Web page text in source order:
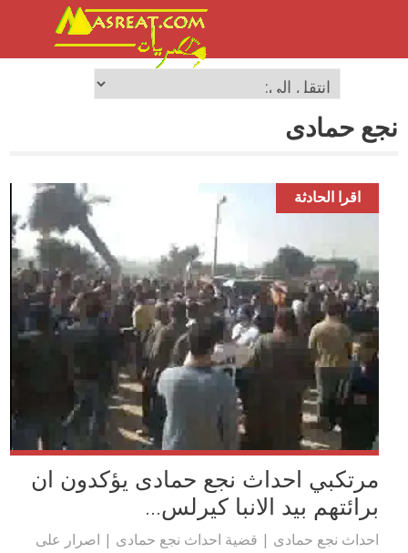
نجع حمادى
اقرا الحادثة
مرتكبي احداث نجع حمادى يؤكدون ان
برائتهم بيد الانبا كيرلس...
احداث نجع حمادى | قضية احداث نجع حمادى | اصرار على